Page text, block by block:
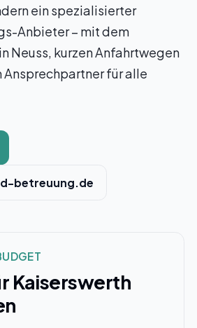
ein spezialisierter
Anbieter – mit dem
Neuss, kurzen Anfahrtwegen
für alle
betreuung.de
Kaiserswerth